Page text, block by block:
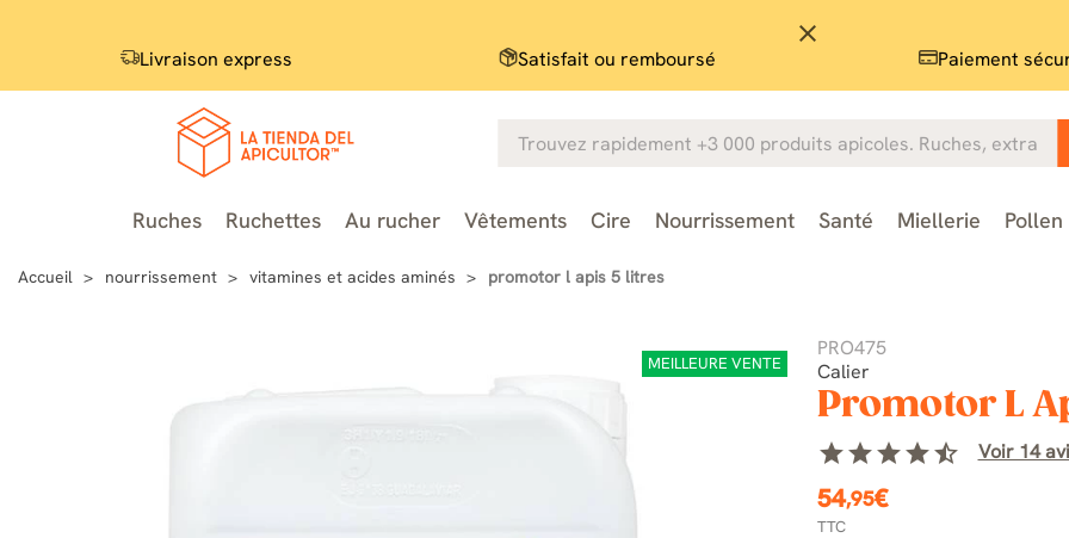
close
Livraison express Satisfait ou remboursé Paiement
Ruches Ruchettes Au rucher Vêtements Cire Nourrissement Santé Miellerie Pollen
Accueil nourrissement vitamines et acides aminés promotor l apis 5 litres
PRO475
Calier
Promotor L
starstarstarstarstar_half Voir 14
MEILLEURE VENTE
54,95€
TTC